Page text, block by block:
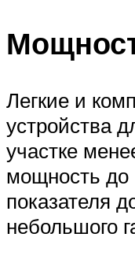
Легкие и
устройства
участке
мощность до
показателя
небольшого